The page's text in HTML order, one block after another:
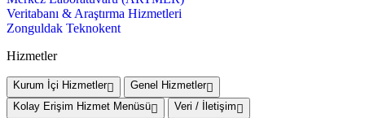
Veritabanı & Araştırma Hizmetleri
Zonguldak Teknokent
Hizmetler
Kurum İçi Hizmetler
Genel Hizmetler
Kolay Erişim Hizmet Menüsü
Veri / İletişim